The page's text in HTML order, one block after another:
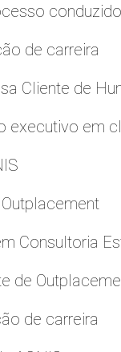
de carreira
Cliente de
executivo em
Consultoria
de
de carreira